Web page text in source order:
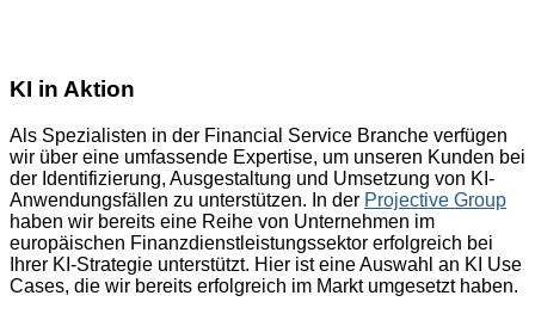
KI in Aktion
Als Spezialisten in der Financial Service Branche verfügen
wir über eine umfassende Expertise, um unseren Kunden bei
der Identifizierung, Ausgestaltung und Umsetzung von KI-
Anwendungsfällen zu unterstützen. In der Projective Group
haben wir bereits eine Reihe von Unternehmen im
europäischen Finanzdienstleistungssektor erfolgreich bei
Ihrer KI-Strategie unterstützt. Hier ist eine Auswahl an KI Use
Cases, die wir bereits erfolgreich im Markt umgesetzt haben.